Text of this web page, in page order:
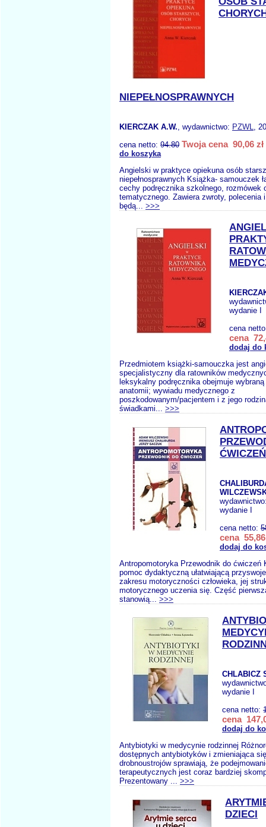
NIEPEŁNOSPRAWNYCH
KIERCZAK A.W., wydawnictwo: PZWL,
cena netto: 94.80 Twoja cena 90,06 zł
do koszyka
Angielski w praktyce opiekuna osób
niepełnosprawnych Książka- samouczek
cechy podręcznika szkolnego, rozmówek
tematycznego. Zawiera zwroty, polecenia
będą... >>>
wydanie I
cena
cena
dodaj do
Przedmiotem książki-samouczka jest
specjalistyczny dla ratowników
leksykalny podręcznika obejmuje
anatomii; wywiadu medycznego z
poszkodowanym/pacjentem i z jego
świadkami... >>>
ĆWICZEŃ
wydanie I
cena netto:
cena 55,86
dodaj do
Antropomotoryka Przewodnik do ćwiczeń
pomoc dydaktyczną ułatwiającą
zakresu motoryczności człowieka, jej
motorycznego uczenia się. Część
stanowią... >>>
CHLABICZ
wydanie I
cena netto:
cena
dodaj do
Antybiotyki w medycynie rodzinnej
dostępnych antybiotyków i zmieniająca
drobnoustrojów sprawiają, że
terapeutycznych jest coraz bardziej
Prezentowany ... >>>
DZIECI